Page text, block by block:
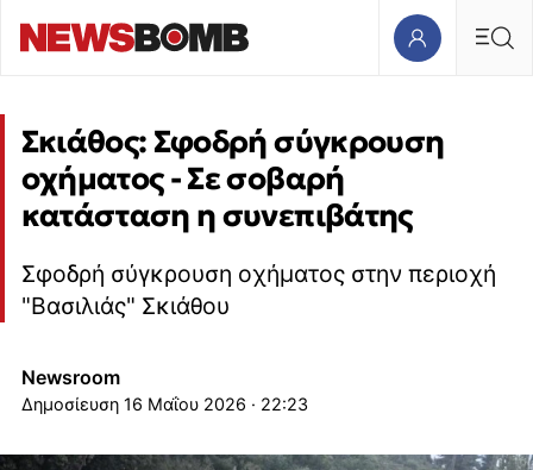
Σκιάθος: Σφοδρή σύγκρουση
οχήματος - Σε σοβαρή
κατάσταση η συνεπιβάτης
Σφοδρή σύγκρουση οχήματος στην περιοχή
"Βασιλιάς" Σκιάθου
Newsroom
16 Μαΐου 2026 · 22:23